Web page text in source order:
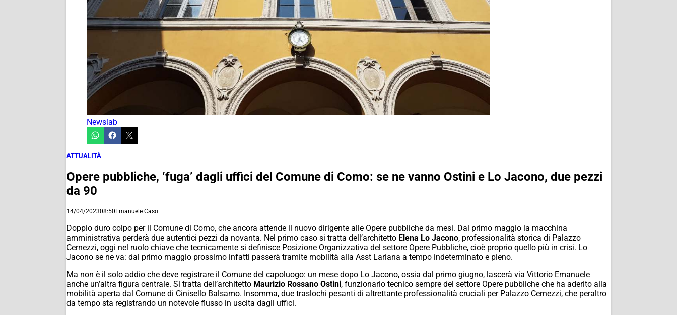
Newslab
ATTUALITÀ
Opere pubbliche, ‘fuga’ dagli uffici del Comune di Como: se ne vanno Ostini e Lo Jacono, due pezzi
da 90
14/04/202308:50Emanuele Caso
Doppio duro colpo per il Comune di Como, che ancora attende il nuovo dirigente alle Opere pubbliche da mesi. Dal primo maggio la macchina
amministrativa perderà due autentici pezzi da novanta. Nel primo caso si tratta dell’architetto Elena Lo Jacono, professionalità storica di Palazzo
Cernezzi, oggi nel ruolo chiave che tecnicamente si definisce Posizione Organizzativa del settore Opere Pubbliche, cioè proprio quello più in crisi. Lo
Jacono se ne va: dal primo maggio prossimo infatti passerà tramite mobilità alla Asst Lariana a tempo indeterminato e pieno.
Ma non è il solo addio che deve registrare il Comune del capoluogo: un mese dopo Lo Jacono, ossia dal primo giugno, lascerà via Vittorio Emanuele
anche un’altra figura centrale. Si tratta dell’architetto Maurizio Rossano Ostini, funzionario tecnico sempre del settore Opere pubbliche che ha aderito alla
mobilità aperta dal Comune di Cinisello Balsamo. Insomma, due traslochi pesanti di altrettante professionalità cruciali per Palazzo Cernezzi, che peraltro
da tempo sta registrando un notevole flusso in uscita dagli uffici.